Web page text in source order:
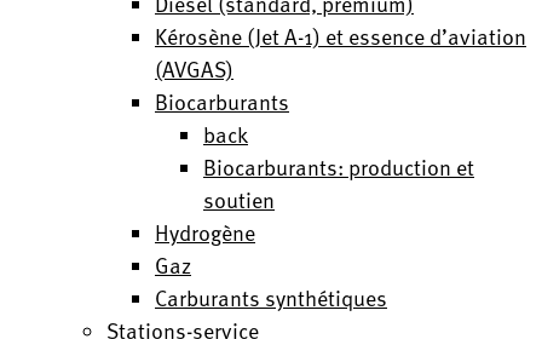
Kérosène (Jet A-1) et essence d’aviation
(AVGAS)
Biocarburants
back
Biocarburants: production et
soutien
Hydrogène
Gaz
Carburants synthétiques
Stations-service